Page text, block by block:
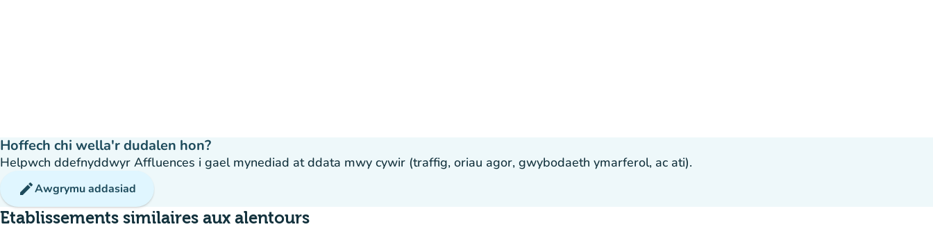
Hoffech chi wella'r dudalen hon?
Helpwch ddefnyddwyr Affluences i gael mynediad at ddata mwy cywir (traffig, oriau agor, gwybodaeth ymarferol, ac ati).
editAwgrymu addasiad
Etablissements similaires aux alentours